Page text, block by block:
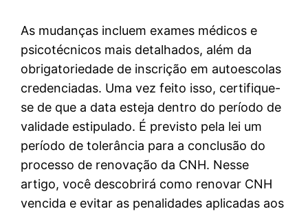
As mudanças incluem exames médicos e
psicotécnicos mais detalhados, além da
obrigatoriedade de inscrição em autoescolas
credenciadas. Uma vez feito isso, certifique-
se de que a data esteja dentro do período de
validade estipulado. É previsto pela lei um
período de tolerância para a conclusão do
processo de renovação da CNH. Nesse
artigo, você descobrirá como renovar CNH
vencida e evitar as penalidades aplicadas aos